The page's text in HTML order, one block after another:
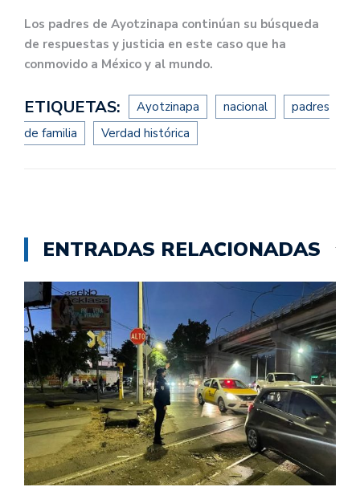
Los padres de Ayotzinapa continúan su búsqueda
de respuestas y justicia en este caso que ha
conmovido a México y al mundo.
ETIQUETAS: Ayotzinapa nacional
padres
de familia
Verdad histórica
ENTRADAS RELACIONADAS